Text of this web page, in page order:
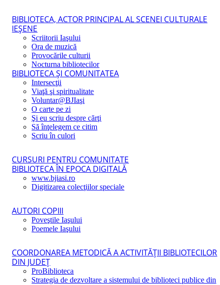
BIBLIOTECA, ACTOR PRINCIPAL AL SCENEI CULTURALE
IEŞENE
Scriitorii Iaşului
Ora de muzică
Provocările culturii
Nocturna bibliotecilor
BIBLIOTECA ŞI COMUNITATEA
Intersecţii
Viaţă şi spiritualitate
Voluntar@BJIaşi
O carte pe zi
Şi eu scriu despre cărţi
Să înţelegem ce citim
Scriu în culori
CURSURI PENTRU COMUNITATE
BIBLIOTECA ÎN EPOCA DIGITALĂ
www.bjiasi.ro
Digitizarea colecţiilor speciale
AUTORI COPIII
Poveştile Iaşului
Poemele Iaşului
COORDONAREA METODICĂ A ACTIVITĂŢII BIBLIOTECILOR
DIN JUDEŢ
ProBiblioteca
Strategia de dezvoltare a sistemului de biblioteci publice din